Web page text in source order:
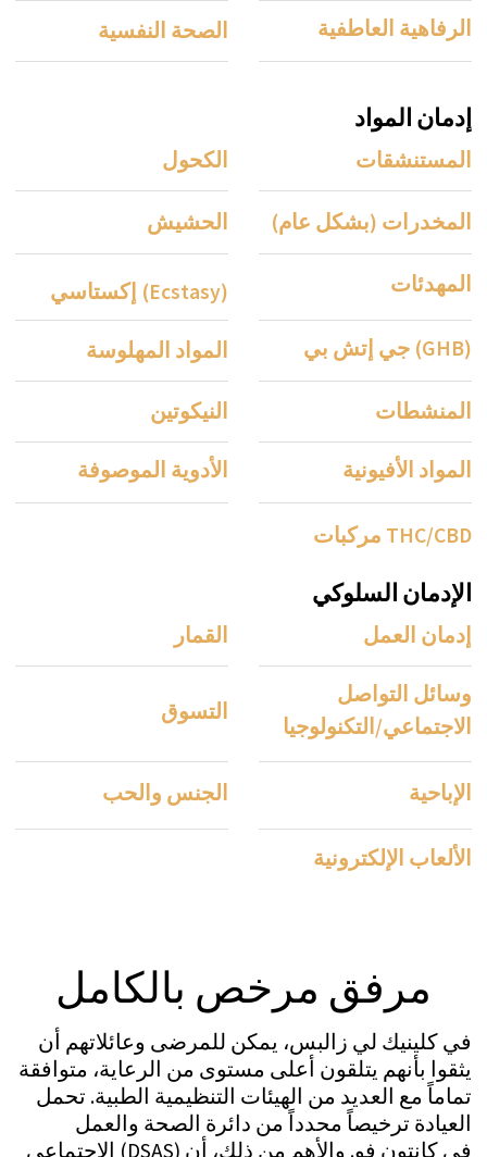
قبول المرضى الدوليين
سيقوم فريقنا بإرشادك خلال عملية القبول
بأكملها في كلينيك لي زالبس وسيساعدك في أي
أسئلة تتعلق بإقامتك في العيادة. في أي وقت،
يمكنك تحديد موعد استشارة عبر الإنترنت مع
أحد أخصائيينا النفسيين ذوي الخبرة لمعالجة
استشارة مجانية غير ملزمة الآن (15